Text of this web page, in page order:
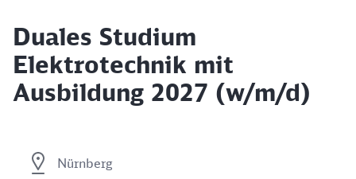
Duales Studium
Elektrotechnik mit
Ausbildung 2027 (w/m/d)
Nürnberg